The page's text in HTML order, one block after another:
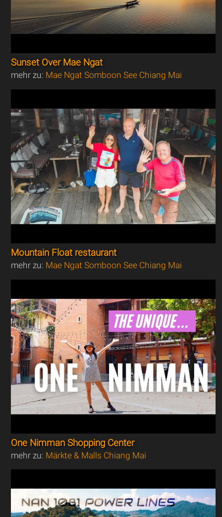
Sunset Over Mae Ngat
mehr zu: Mae Ngat Somboon See Chiang Mai
Mountain Float restaurant
mehr zu: Mae Ngat Somboon See Chiang Mai
One Nimman Shopping Center
mehr zu: Märkte & Malls Chiang Mai